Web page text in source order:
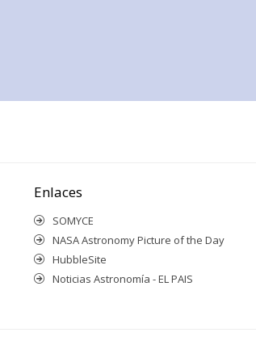
Enlaces
SOMYCE
NASA Astronomy Picture of the Day
HubbleSite
Noticias Astronomía - EL PAIS